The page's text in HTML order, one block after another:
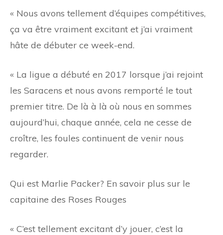
« Nous avons tellement d’équipes compétitives,
ça va être vraiment excitant et j’ai vraiment
hâte de débuter ce week-end.
« La ligue a débuté en 2017 lorsque j’ai rejoint
les Saracens et nous avons remporté le tout
premier titre. De là à là où nous en sommes
aujourd’hui, chaque année, cela ne cesse de
croître, les foules continuent de venir nous
regarder.
Qui est Marlie Packer? En savoir plus sur le
capitaine des Roses Rouges
« C’est tellement excitant d’y jouer, c’est la